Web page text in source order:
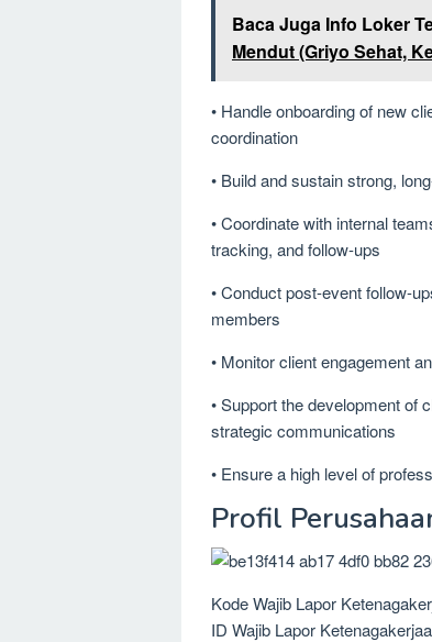
Baca Juga Info Loker
Mendut (Griyo Sehat,
• Handle onboarding of new
coordination
• Build and sustain strong,
• Coordinate with internal
tracking, and follow-ups
• Conduct post-event follow-
members
• Monitor client engagement
• Support the development of
strategic communications
• Ensure a high level of
Profil
Kode Wajib Lapor
ID Wajib Lapor